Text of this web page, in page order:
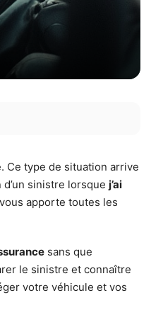
Ce type de situation arrive
sinistre lorsque j’ai
apporte toutes les
sans que
le sinistre et connaître
votre véhicule et vos